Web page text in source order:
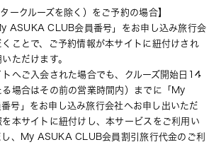
ークルーズを除く）をご予約の場合】
ASUKA CLUB会員番号」をお申し込み旅行会
ことで、ご予約情報が本サイトに紐付けされ
ただけます。
トへご入会された場合でも、クルーズ開始日14
る場合はその前の営業時間内）までに「My
号」をお申し込み旅行会社へお申し出いただ
本サイトに紐付けし、本サービスをご利用い
し、My ASUKA CLUB会員割引旅行代金のご利